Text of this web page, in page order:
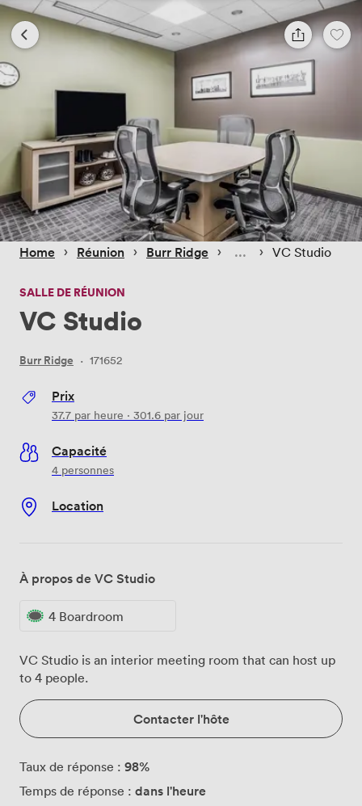
Home › Réunion › Burr Ridge › › VC Studio
SALLE DE RÉUNION
VC Studio
Burr Ridge · 171652
Prix
37.7 par heure · 301.6 par jour
Capacité
4 personnes
Location
À propos de VC Studio
4 Boardroom
VC Studio is an interior meeting room that can host up
to 4 people.
Contacter l'hôte
Taux de réponse : 98%
Temps de réponse : dans l'heure